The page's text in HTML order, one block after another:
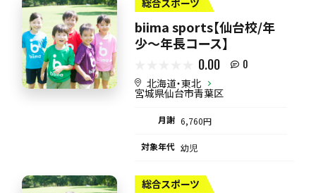
総合スポーツ
biima sports【仙台校/年
少〜年長コース】
0.00 0
北海道・東北
宮城県仙台市青葉区
月謝 6,760円
対象年代 幼児
総合スポーツ